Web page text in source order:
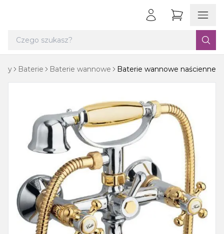
Baterie Baterie wannowe Baterie wannowe naścienne